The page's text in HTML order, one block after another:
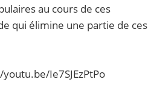
au cours de ces
qui élimine une partie de ces
Ie7SJEzPtPo